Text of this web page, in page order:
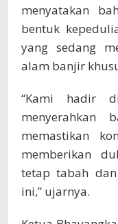
menyatakan
bentuk
yang sedang
alam banjir
“Kami hadir
menyerahkan
memastikan
memberikan
tetap tabah
ini,” ujarnya.